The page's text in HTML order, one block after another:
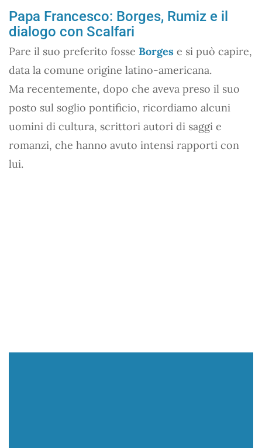
Papa Francesco: Borges, Rumiz e il
dialogo con Scalfari
Pare il suo preferito fosse Borges e si può capire,
data la comune origine latino-americana.
Ma recentemente, dopo che aveva preso il suo
posto sul soglio pontificio, ricordiamo alcuni
uomini di cultura, scrittori autori di saggi e
romanzi, che hanno avuto intensi rapporti con
lui.